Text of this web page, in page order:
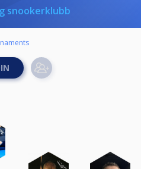
snookerklubb